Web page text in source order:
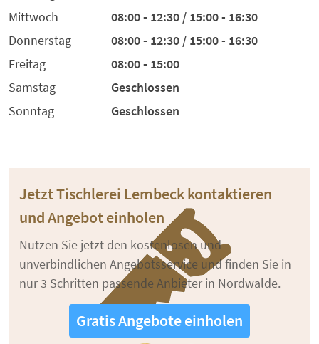
Mittwoch
08:00 - 12:30 / 15:00 - 16:30
Donnerstag
08:00 - 12:30 / 15:00 - 16:30
Freitag
08:00 - 15:00
Samstag
Geschlossen
Sonntag
Geschlossen
Jetzt Tischlerei Lembeck kontaktieren
und Angebot einholen
Nutzen Sie jetzt den kostenlosen und
unverbindlichen Angebotsservice und finden Sie in
nur 3 Schritten passende Anbieter in Nordwalde.
Gratis Angebote einholen